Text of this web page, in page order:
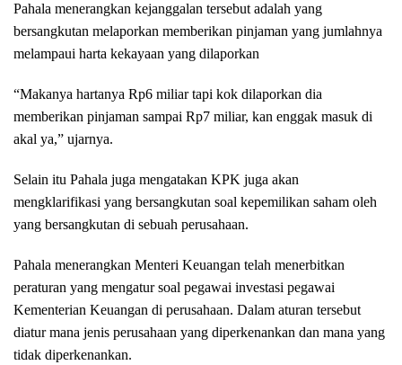
Pahala menerangkan kejanggalan tersebut adalah yang
bersangkutan melaporkan memberikan pinjaman yang jumlahnya
melampaui harta kekayaan yang dilaporkan
“Makanya hartanya Rp6 miliar tapi kok dilaporkan dia
memberikan pinjaman sampai Rp7 miliar, kan enggak masuk di
akal ya,” ujarnya.
Selain itu Pahala juga mengatakan KPK juga akan
mengklarifikasi yang bersangkutan soal kepemilikan saham oleh
yang bersangkutan di sebuah perusahaan.
Pahala menerangkan Menteri Keuangan telah menerbitkan
peraturan yang mengatur soal pegawai investasi pegawai
Kementerian Keuangan di perusahaan. Dalam aturan tersebut
diatur mana jenis perusahaan yang diperkenankan dan mana yang
tidak diperkenankan.